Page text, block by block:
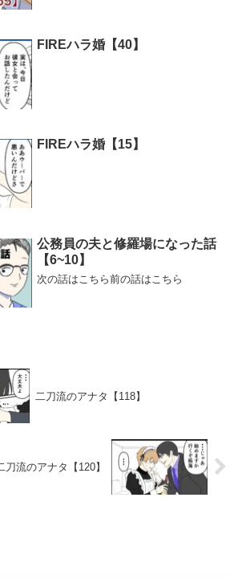
FIREハラ婚【40】
FIREハラ婚【15】
公務員の夫と修羅場になった話
【6~10】
次の話はこちら前の話はこちら
二刀流のアナタ【118】
刀流のアナタ【120】